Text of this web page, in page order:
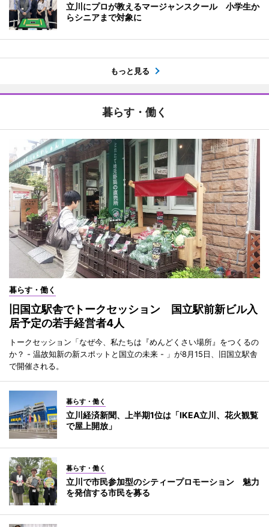
立川にプロが教えるマージャンスクール 小学生か
らシニアまで対象に
もっと見る
暮らす・働く
暮らす・働く
旧国立駅舎でトークセッション 国立駅前新ビル入
居予定の若手経営者4人
トークセッション「なぜ今、私たちは『めんどくさい場所』をつくるの
か？ - 温故知新の新スポットと国立の未来 - 」が8月15日、旧国立駅舎
で開催される。
暮らす・働く
立川経済新聞、上半期1位は「IKEA立川、花火観覧
で屋上開放」
暮らす・働く
立川で市民参加型のシティープロモーション 魅力
を発信する市民を募る